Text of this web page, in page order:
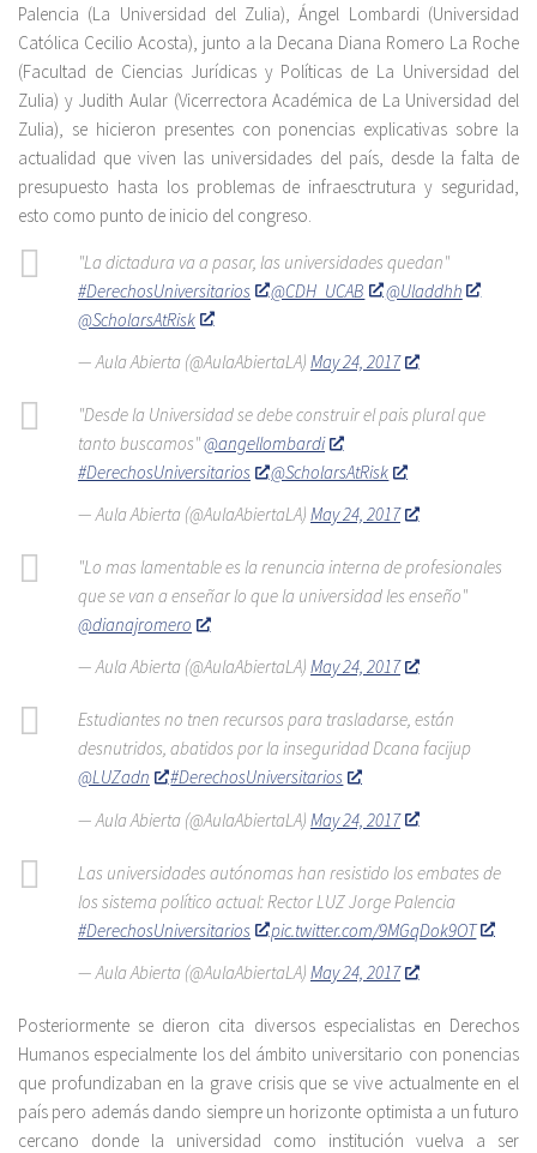
Palencia (La Universidad del Zulia), Ángel Lombardi (Universidad
Católica Cecilio Acosta), junto a la Decana Diana Romero La Roche
(Facultad de Ciencias Jurídicas y Políticas de La Universidad del
Zulia) y Judith Aular (Vicerrectora Académica de La Universidad del
Zulia), se hicieron presentes con ponencias explicativas sobre la
actualidad que viven las universidades del país, desde la falta de
presupuesto hasta los problemas de infraesctrutura y seguridad,
esto como punto de inicio del congreso.
"La dictadura va a pasar, las universidades quedan"
#DerechosUniversitarios
@CDH_UCAB
@Uladdhh
@ScholarsAtRisk
— Aula Abierta (@AulaAbiertaLA) May 24, 2017
"Desde la Universidad se debe construir el pais plural que
tanto buscamos"@angellombardi
#DerechosUniversitarios
@ScholarsAtRisk
— Aula Abierta (@AulaAbiertaLA) May 24, 2017
"Lo mas lamentable es la renuncia interna de profesionales
que se van a enseñar lo que la universidad les enseño"
@dianajromero
— Aula Abierta (@AulaAbiertaLA) May 24, 2017
Estudiantes no tnen recursos para trasladarse, están
desnutridos, abatidos por la inseguridad Dcana facijup
@LUZadn
#DerechosUniversitarios
— Aula Abierta (@AulaAbiertaLA) May 24, 2017
Las universidades autónomas han resistido los embates de
los sistema político actual: Rector LUZ Jorge Palencia
#DerechosUniversitarios
pic.twitter.com/9MGqDok9OT
— Aula Abierta (@AulaAbiertaLA) May 24, 2017
Posteriormente se dieron cita diversos especialistas en Derechos
Humanos especialmente los del ámbito universitario con ponencias
que profundizaban en la grave crisis que se vive actualmente en el
país pero además dando siempre un horizonte optimista a un futuro
cercano donde la universidad como institución vuelva a ser